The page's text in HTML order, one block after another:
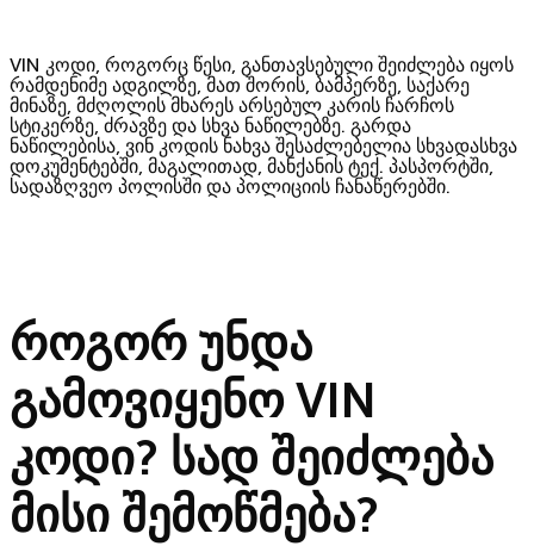
VIN კოდი, როგორც წესი, განთავსებული შეიძლება იყოს
რამდენიმე ადგილზე, მათ შორის, ბამპერზე, საქარე
მინაზე, მძღოლის მხარეს არსებულ კარის ჩარჩოს
სტიკერზე, ძრავზე და სხვა ნაწილებზე. გარდა
ნაწილებისა, ვინ კოდის ნახვა შესაძლებელია სხვადასხვა
დოკუმენტებში, მაგალითად, მანქანის ტექ. პასპორტში,
სადაზღვეო პოლისში და პოლიციის ჩანაწერებში.
როგორ უნდა
გამოვიყენოVIN
კოდი? სად შეიძლება
მისი შემოწმება?